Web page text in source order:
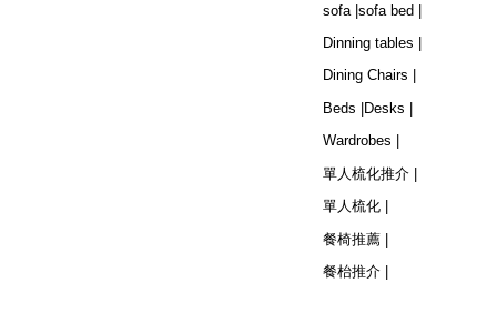
sofa |sofa bed |
Dinning tables |
Dining Chairs |
Beds |
Desks |
Wardrobes |
單人梳化推介 |
單人梳化 |
餐椅推薦 |
餐枱推介 |